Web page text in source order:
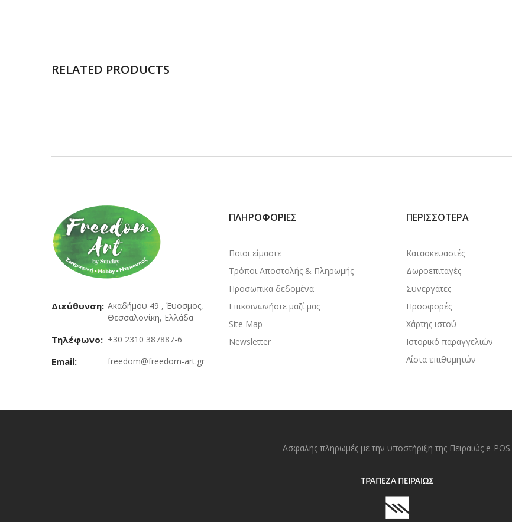
RELATED PRODUCTS
Διεύθυνση: Ακαδήμου 49 , Έυοσμος,
Θεσσαλονίκη, Ελλάδα
Τηλέφωνο: +30 2310 387887-6
Email: freedom@freedom-art.gr
ΠΛΗΡΟΦΟΡΊΕΣ
Ποιοι είμαστε
Τρόποι Αποστολής & Πληρωμής
Προσωπικά δεδομένα
Επικοινωνήστε μαζί μας
Site Map
Newsletter
ΠΕΡΙΣΣΌΤΕΡΑ
Κατασκευαστές
Δωροεπιταγές
Συνεργάτες
Προσφορές
Χάρτης ιστού
Ιστορικό παραγγελιών
Λίστα επιθυμητών
Ασφαλής πληρωμές με την υποστήριξη της Πειραιώς e-POS.